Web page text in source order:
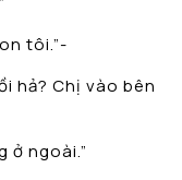
tôi.”-
hả? Chị vào bên
ở ngoài.”